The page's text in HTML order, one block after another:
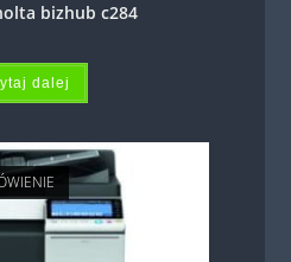
bizhub c284
dalej